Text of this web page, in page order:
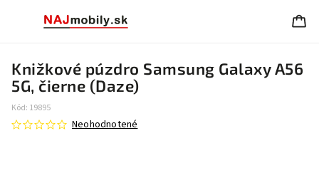
Knižkové púzdro Samsung Galaxy A56
5G, čierne (Daze)
Kód: 19895
Neohodnotené